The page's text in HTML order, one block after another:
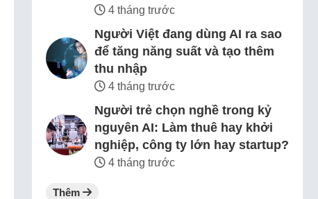
4 tháng trước
Người Việt đang dùng AI ra sao
để tăng năng suất và tạo thêm
thu nhập
4 tháng trước
Người trẻ chọn nghề trong kỷ
nguyên AI: Làm thuê hay khởi
nghiệp, công ty lớn hay startup?
4 tháng trước
Thêm